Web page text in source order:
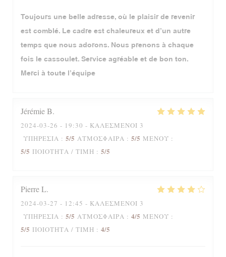
Toujours une belle adresse, où le plaisir de revenir
est comblé. Le cadre est chaleureux et d’un autre
temps que nous adorons. Nous prenons à chaque
fois le cassoulet. Service agréable et de bon ton.
Merci à toute l’équipe
JérémieB
2024-03-26 - 19:30 - ΚΑΛΕΣΜΈΝΟΙ 3
ΥΠΗΡΕΣΊΑ : 5/5 ΑΤΜΌΣΦΑΙΡΑ : 5/5 ΜΕΝΟΎ :
5/5 ΠΟΙΌΤΗΤΑ / ΤΙΜΉ : 5/5
PierreL
2024-03-27 - 12:45 - ΚΑΛΕΣΜΈΝΟΙ 3
ΥΠΗΡΕΣΊΑ : 5/5 ΑΤΜΌΣΦΑΙΡΑ : 4/5 ΜΕΝΟΎ :
5/5 ΠΟΙΌΤΗΤΑ / ΤΙΜΉ : 4/5